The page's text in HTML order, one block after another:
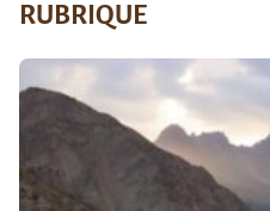
RUBRIQUE